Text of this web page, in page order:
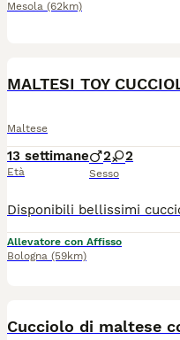
Mesola (62km)
MALTESI TOY
Maltese
13 settimane
Età
2 2
Sesso
Allevatore con Affisso
Bologna (59km)
Cucciolo di maltese